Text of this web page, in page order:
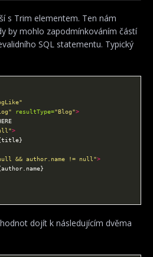
s Trim elementem. Ten nám
by mohlo zapodmínkováním částí
SQL statementu. Typický
resultType="Blog">
>
&& author.name != null">
dojít k následujícím dvěma